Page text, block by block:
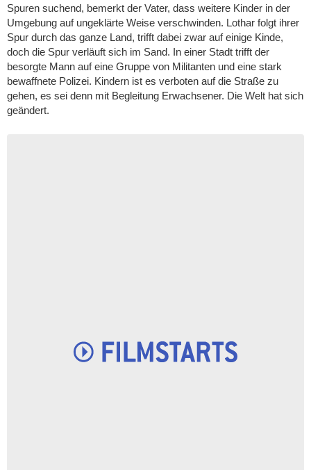
Spuren suchend, bemerkt der Vater, dass weitere Kinder in der
Umgebung auf ungeklärte Weise verschwinden. Lothar folgt ihrer
Spur durch das ganze Land, trifft dabei zwar auf einige Kinde,
doch die Spur verläuft sich im Sand. In einer Stadt trifft der
besorgte Mann auf eine Gruppe von Militanten und eine stark
bewaffnete Polizei. Kindern ist es verboten auf die Straße zu
gehen, es sei denn mit Begleitung Erwachsener. Die Welt hat sich
geändert.